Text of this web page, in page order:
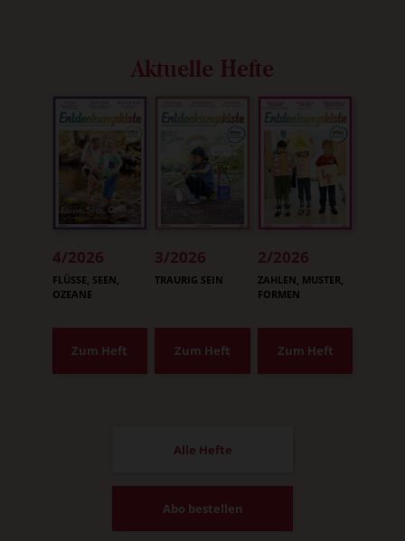
Aktuelle Hefte
4/2026
:
FLÜSSE, SEEN,
OZEANE
Zum Heft
3/2026
:
TRAURIG SEIN
Zum Heft
2/2026
:
ZAHLEN, MUSTER,
FORMEN
Zum Heft
Alle Hefte
Abo bestellen